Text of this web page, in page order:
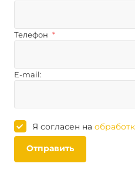
Телефон *
E-mail:
Я согласен на
Отправить